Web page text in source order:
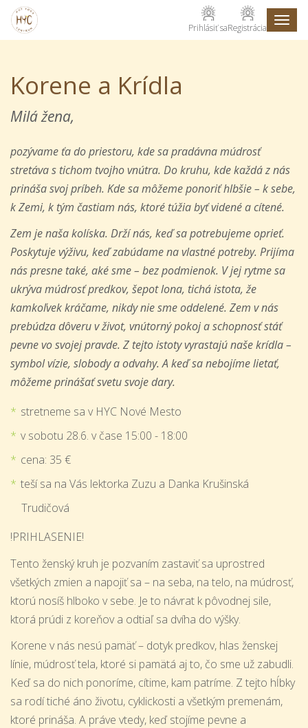
Prihlásiť saRegistrácia
Korene a Krídla
Milá žena,
pozývame ťa do priestoru, kde sa pradávna múdrosť
stretáva s tichom tvojho vnútra. Do kruhu, kde každá z nás
prináša svoj príbeh. Kde sa môžeme ponoriť hlbšie – k sebe,
k Zemi, k tým častiam nás, ktoré túžia byť videné a cítené.
Zem je naša kolíska. Drží nás, keď sa potrebujeme oprieť.
Poskytuje výživu, keď zabúdame na vlastné potreby. Prijíma
nás presne také, aké sme – bez podmienok. V jej rytme sa
ukrýva múdrosť predkov, šepot lona, tichá istota, že
kamkoľvek kráčame, nikdy nie sme oddelené. Zem v nás
prebúdza dôveru v život, vnútorný pokoj a schopnosť stáť
pevne vo svojej pravde. Z tejto istoty vyrastajú naše krídla –
symbol vízie, slobody a odvahy. A keď sa nebojíme lietať,
môžeme prinášať svetu svoje dary.
stretneme sa v HYC Nové Mesto
v sobotu 28.6. v čase 15:00 - 18:00
cena: 35 €
teší sa na Vás lektorka Zuzu a Danka Krušinská
Trudičová
!PRIHLASENIE!
Tento ženský kruh je pozvaním zastaviť sa uprostred
všetkých zmien a napojiť sa – na seba, na telo, na múdrosť,
ktorú nosíš hlboko v sebe. Je to návrat k pôvodnej sile,
ktorá prúdi z koreňov a odtiaľ sa dvíha do výšky.
Korene v nás nesú pamäť – dotyk predkov, hlas ženskej
línie, múdrosť tela, ktoré si pamätá aj to, čo sme už zabudli.
Keď sa do nich ponoríme, cítime, kam patríme. Z tejto hĺbky
sa rodí tiché áno životu, cyklickosti a všetkým premenám,
ktoré prináša. A práve vtedy, keď stojíme pevne a